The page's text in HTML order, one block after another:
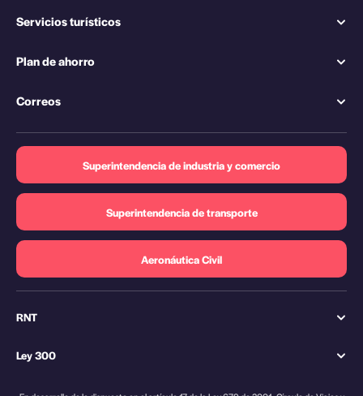
Servicios turísticos
Plan de ahorro
Correos
Superintendencia de industria y comercio
Aeronáutica Civil
Superintendencia de transporte
RNT
Ley 300